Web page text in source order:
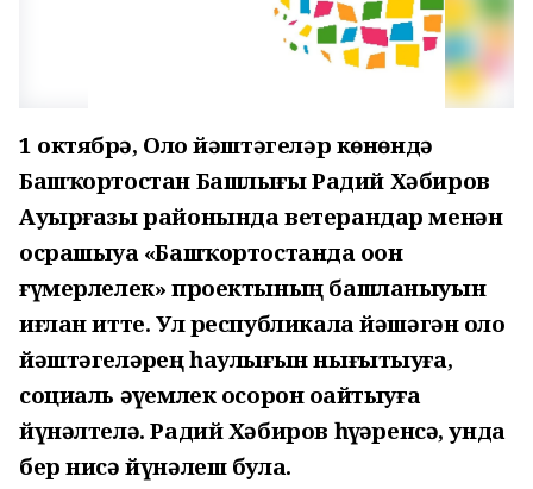
1 октябрҙә, Оло йәштәгеләр көнөндә
Башҡортостан Башлығы Радий Хәбиров
Ауырғазы районында ветерандар менән
осрашыуҙа «Башҡортостанда оҙон
ғүмерлелек» проектының башланыуын
иғлан итте. Ул республикала йәшәгән оло
йәштәгеләрҙең һаулығын нығытыуға,
социаль әүҙемлек осорон оҙайтыуға
йүнәлтелә. Радий Хәбиров һүҙҙәренсә, унда
бер нисә йүнәлеш була.